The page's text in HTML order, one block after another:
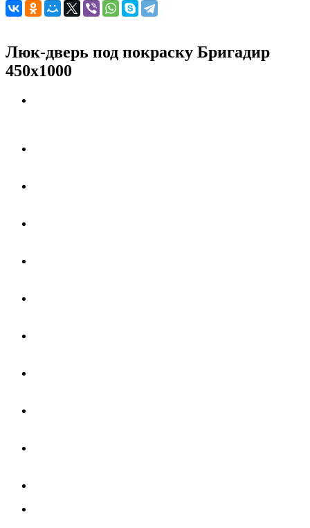
Люк-дверь под покраску Бригадир
450х1000